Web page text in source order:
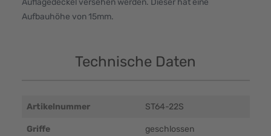
Aufbauhöhe von 15mm.
Technische Daten
Artikelnummer ST64-22S
Griffe geschlossen